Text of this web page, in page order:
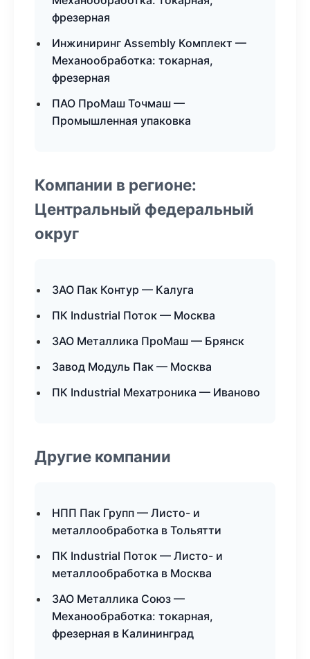
фрезерная
Инжиниринг Assembly Комплект —
Механообработка: токарная,
фрезерная
ПАО ПроМаш Точмаш —
Промышленная упаковка
Компании в регионе:
Центральный федеральный
округ
ЗАО Пак Контур — Калуга
ПК Industrial Поток — Москва
ЗАО Металлика ПроМаш — Брянск
Завод Модуль Пак — Москва
ПК Industrial Мехатроника — Иваново
Другие компании
НПП Пак Групп — Листо- и
металлообработка в Тольятти
ПК Industrial Поток — Листо- и
металлообработка в Москва
ЗАО Металлика Союз —
Механообработка: токарная,
фрезерная в Калининград